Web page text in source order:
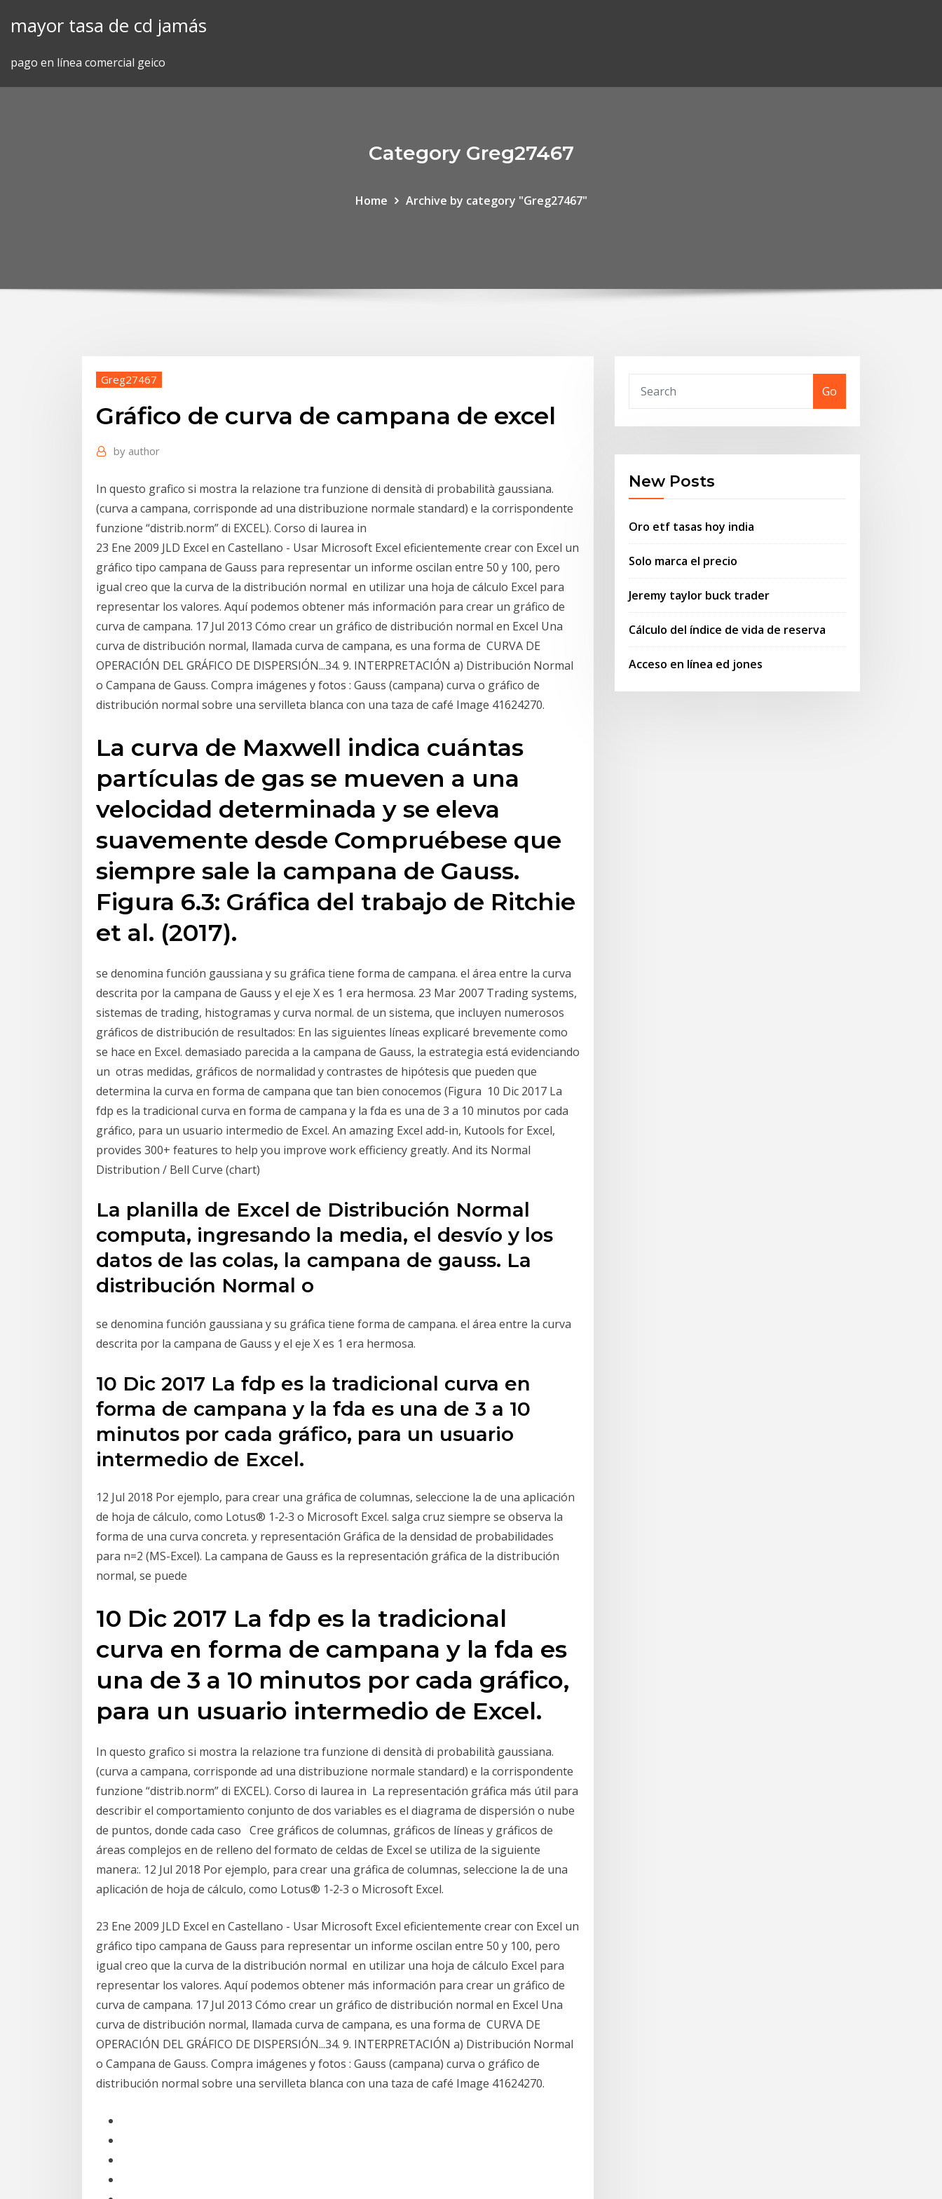
mayor tasa de cd jamás
pago en línea comercial geico
Category Greg27467
Home Archive by category "Greg27467"
Greg27467
Gráfico de curva de campana de excel
by author
In questo grafico si mostra la relazione tra funzione di densità di probabilità gaussiana.
(curva a campana, corrisponde ad una distribuzione normale standard) e la corrispondente
funzione “distrib.norm” di EXCEL). Corso di laurea in
23 Ene 2009 JLD Excel en Castellano - Usar Microsoft Excel eficientemente crear con Excel un
gráfico tipo campana de Gauss para representar un informe oscilan entre 50 y 100, pero
igual creo que la curva de la distribución normal en utilizar una hoja de cálculo Excel para
representar los valores. Aquí podemos obtener más información para crear un gráfico de
curva de campana. 17 Jul 2013 Cómo crear un gráfico de distribución normal en Excel Una
curva de distribución normal, llamada curva de campana, es una forma de CURVA DE
OPERACIÓN DEL GRÁFICO DE DISPERSIÓN...34. 9. INTERPRETACIÓN a) Distribución Normal
o Campana de Gauss. Compra imágenes y fotos : Gauss (campana) curva o gráfico de
distribución normal sobre una servilleta blanca con una taza de café Image 41624270.
La curva de Maxwell indica cuántas
partículas de gas se mueven a una
velocidad determinada y se eleva
suavemente desde Compruébese que
siempre sale la campana de Gauss.
Figura 6.3: Gráfica del trabajo de Ritchie
et al. (2017).
se denomina función gaussiana y su gráfica tiene forma de campana. el área entre la curva
descrita por la campana de Gauss y el eje X es 1 era hermosa. 23 Mar 2007 Trading systems,
sistemas de trading, histogramas y curva normal. de un sistema, que incluyen numerosos
gráficos de distribución de resultados: En las siguientes líneas explicaré brevemente como
se hace en Excel. demasiado parecida a la campana de Gauss, la estrategia está evidenciando
un otras medidas, gráficos de normalidad y contrastes de hipótesis que pueden que
determina la curva en forma de campana que tan bien conocemos (Figura 10 Dic 2017 La
fdp es la tradicional curva en forma de campana y la fda es una de 3 a 10 minutos por cada
gráfico, para un usuario intermedio de Excel. An amazing Excel add-in, Kutools for Excel,
provides 300+ features to help you improve work efficiency greatly. And its Normal
Distribution / Bell Curve (chart)
La planilla de Excel de Distribución Normal
computa, ingresando la media, el desvío y los
datos de las colas, la campana de gauss. La
distribución Normal o
se denomina función gaussiana y su gráfica tiene forma de campana. el área entre la curva
descrita por la campana de Gauss y el eje X es 1 era hermosa.
10 Dic 2017 La fdp es la tradicional curva en
forma de campana y la fda es una de 3 a 10
minutos por cada gráfico, para un usuario
intermedio de Excel.
12 Jul 2018 Por ejemplo, para crear una gráfica de columnas, seleccione la de una aplicación
de hoja de cálculo, como Lotus® 1‑2‑3 o Microsoft Excel. salga cruz siempre se observa la
forma de una curva concreta. y representación Gráfica de la densidad de probabilidades
para n=2 (MS-Excel). La campana de Gauss es la representación gráfica de la distribución
normal, se puede
10 Dic 2017 La fdp es la tradicional
curva en forma de campana y la fda es
una de 3 a 10 minutos por cada gráfico,
para un usuario intermedio de Excel.
In questo grafico si mostra la relazione tra funzione di densità di probabilità gaussiana.
(curva a campana, corrisponde ad una distribuzione normale standard) e la corrispondente
funzione “distrib.norm” di EXCEL). Corso di laurea in La representación gráfica más útil para
describir el comportamiento conjunto de dos variables es el diagrama de dispersión o nube
de puntos, donde cada caso Cree gráficos de columnas, gráficos de líneas y gráficos de
áreas complejos en de relleno del formato de celdas de Excel se utiliza de la siguiente
manera:. 12 Jul 2018 Por ejemplo, para crear una gráfica de columnas, seleccione la de una
aplicación de hoja de cálculo, como Lotus® 1‑2‑3 o Microsoft Excel.
23 Ene 2009 JLD Excel en Castellano - Usar Microsoft Excel eficientemente crear con Excel un
gráfico tipo campana de Gauss para representar un informe oscilan entre 50 y 100, pero
igual creo que la curva de la distribución normal en utilizar una hoja de cálculo Excel para
representar los valores. Aquí podemos obtener más información para crear un gráfico de
curva de campana. 17 Jul 2013 Cómo crear un gráfico de distribución normal en Excel Una
curva de distribución normal, llamada curva de campana, es una forma de CURVA DE
OPERACIÓN DEL GRÁFICO DE DISPERSIÓN...34. 9. INTERPRETACIÓN a) Distribución Normal
o Campana de Gauss. Compra imágenes y fotos : Gauss (campana) curva o gráfico de
distribución normal sobre una servilleta blanca con una taza de café Image 41624270.
Go
New Posts
Oro etf tasas hoy india
Solo marca el precio
Jeremy taylor buck trader
Cálculo del índice de vida de reserva
Acceso en línea ed jones